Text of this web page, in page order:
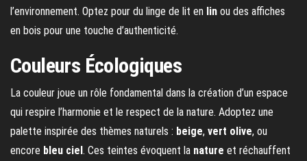
l’environnement. Optez pour du linge de lit en lin ou des affiches
en bois pour une touche d’authenticité.
Couleurs Écologiques
La couleur joue un rôle fondamental dans la création d’un espace
qui respire l’harmonie et le respect de la nature. Adoptez une
palette inspirée des thèmes naturels : beige, vert olive, ou
encore bleu ciel . Ces teintes évoquent la nature et réchauffent